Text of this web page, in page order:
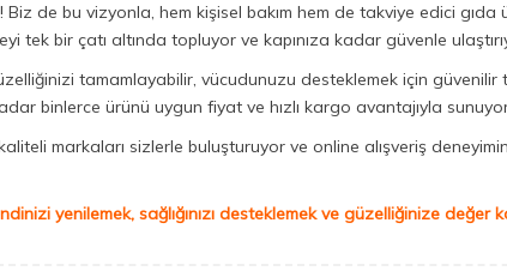
Biz de bu vizyonla, hem kişisel bakım hem de takviye edici
tek bir çatı altında topluyor ve kapınıza kadar güvenle
tamamlayabilir, vücudunuzu desteklemek için güvenilir
binlerce ürünü uygun fiyat ve hızlı kargo avantajıyla
markaları sizlerle buluşturuyor ve online alışveriş
yenilemek, sağlığınızı desteklemek ve güzelliğinize değer